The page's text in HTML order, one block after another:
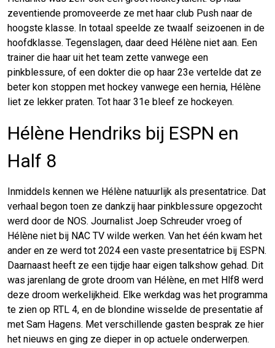
zeventiende promoveerde ze met haar club Push naar de
hoogste klasse. In totaal speelde ze twaalf seizoenen in de
hoofdklasse. Tegenslagen, daar deed Hélène niet aan. Een
trainer die haar uit het team zette vanwege een
pinkblessure, of een dokter die op haar 23e vertelde dat ze
beter kon stoppen met hockey vanwege een hernia, Hélène
liet ze lekker praten. Tot haar 31e bleef ze hockeyen.
Hélène Hendriks bij ESPN en
Half 8
Inmiddels kennen we Hélène natuurlijk als presentatrice. Dat
verhaal begon toen ze dankzij haar pinkblessure opgezocht
werd door de NOS. Journalist Joep Schreuder vroeg of
Hélène niet bij NAC TV wilde werken. Van het één kwam het
ander en ze werd tot 2024 een vaste presentatrice bij ESPN.
Daarnaast heeft ze een tijdje haar eigen talkshow gehad. Dit
was jarenlang de grote droom van Hélène, en met Hlf8 werd
deze droom werkelijkheid. Elke werkdag was het programma
te zien op RTL 4, en de blondine wisselde de presentatie af
met Sam Hagens. Met verschillende gasten besprak ze hier
het nieuws en ging ze dieper in op actuele onderwerpen.